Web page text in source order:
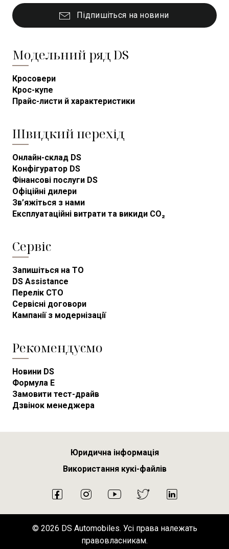
Підпишіться на новини
Модельний ряд DS
Кросовери
Крос-купе
Прайс-листи й характеристики
Швидкий перехід
Онлайн-склад DS
Конфігуратор DS
Фінансові послуги DS
Офіційні дилери
Зв’яжіться з нами
Експлуатаційні витрати та викиди CO₂
Сервіс
Запишіться на ТО
DS Assistance
Перелік СТО
Сервісні договори
Кампанії з модернізації
Рекомендуємо
Новини DS
Формула E
Замовити тест-драйв
Дзвінок менеджера
Юридична інформація
Використання кукі-файлів
2026 DS Automobiles. Усі права належать
правовласникам.